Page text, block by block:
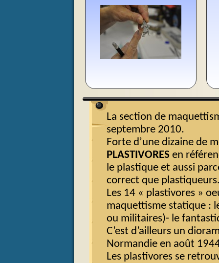
La section de
septembre 2010.
Forte d’une dizaine de
PLASTIVORESen
le plastique et aussi
correct que
Les 14 « plastivores »
maquettisme statique :
ou militaires)- le
C’est d’ailleurs un
Normandie en août
Les plastivores se